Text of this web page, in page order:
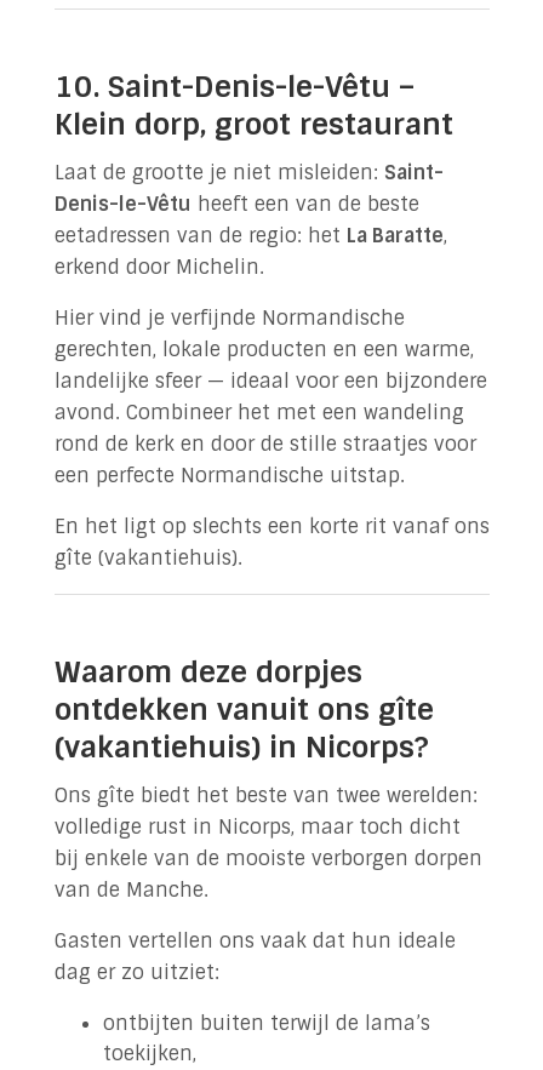
10. Saint-Denis-le-Vêtu –
Klein dorp, groot restaurant
Laat de grootte je niet misleiden: Saint-
Denis-le-Vêtu heeft een van de beste
eetadressen van de regio: het La Baratte,
erkend door Michelin.
Hier vind je verfijnde Normandische
gerechten, lokale producten en een warme,
landelijke sfeer — ideaal voor een bijzondere
avond. Combineer het met een wandeling
rond de kerk en door de stille straatjes voor
een perfecte Normandische uitstap.
En het ligt op slechts een korte rit vanaf ons
gîte (vakantiehuis).
Waarom deze dorpjes
ontdekken vanuit ons gîte
(vakantiehuis) in Nicorps?
Ons gîte biedt het beste van twee werelden:
volledige rust in Nicorps, maar toch dicht
bij enkele van de mooiste verborgen dorpen
van de Manche.
Gasten vertellen ons vaak dat hun ideale
dag er zo uitziet:
ontbijten buiten terwijl de lama’s
toekijken,